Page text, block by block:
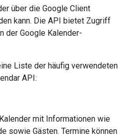
über die Google Client
kann. Die API bietet Zugriff
der Google Kalender-
Liste der häufig verwendeten
API:
mit Informationen wie
sowie Gästen. Termine können